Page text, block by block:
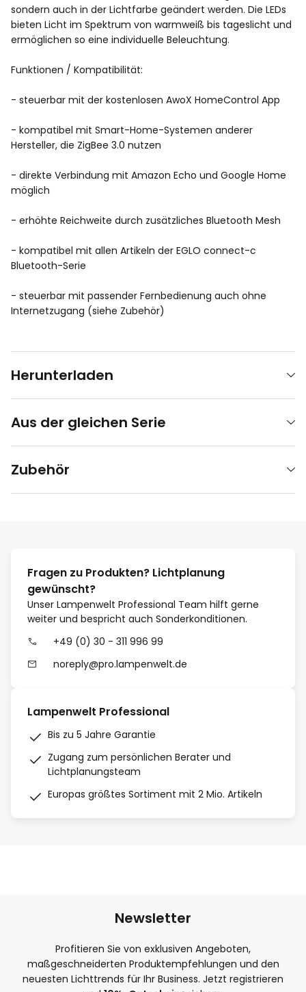
sondern auch in der Lichtfarbe geändert werden. Die LEDs
bieten Licht im Spektrum von warmweiß bis tageslicht und
ermöglichen so eine individuelle Beleuchtung.
Funktionen / Kompatibilität:
- steuerbar mit der kostenlosen AwoX HomeControl App
- kompatibel mit Smart-Home-Systemen anderer
Hersteller, die ZigBee 3.0 nutzen
- direkte Verbindung mit Amazon Echo und Google Home
möglich
- erhöhte Reichweite durch zusätzliches Bluetooth Mesh
- kompatibel mit allen Artikeln der EGLO connect-c
Bluetooth-Serie
- steuerbar mit passender Fernbedienung auch ohne
Internetzugang (siehe Zubehör)
Herunterladen
Aus der gleichen Serie
Zubehör
Fragen zu Produkten? Lichtplanung
gewünscht?
Unser Lampenwelt Professional Team hilft gerne
weiter und bespricht auch Sonderkonditionen.
+49 (0) 30 - 311 996 99
noreply@pro.lampenwelt.de
Lampenwelt Professional
Bis zu 5 Jahre Garantie
Zugang zum persönlichen Berater und
Lichtplanungsteam
Europas größtes Sortiment mit 2 Mio. Artikeln
Newsletter
Profitieren Sie von exklusiven Angeboten,
maßgeschneiderten Produktempfehlungen und den
neuesten Lichttrends für Ihr Business. Jetzt registrieren